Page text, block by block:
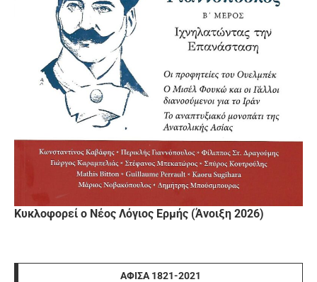
Κυκλοφορεί ο Νέος Λόγιος Ερμής (Άνοιξη 2026)
ΑΦΊΣΑ 1821-2021